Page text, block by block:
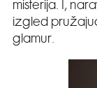
misterija. I,
izgled
glamur.